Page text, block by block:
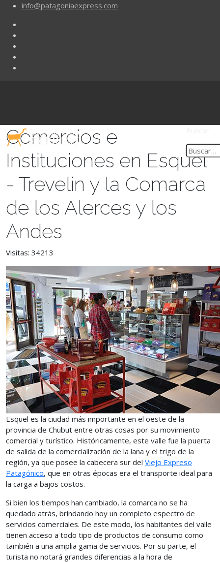
info@patagoniaexpress.com
Comercios e
Instituciones en Esquel
- Trevelin y la Comarca
de los Alerces y los
Andes
Visitas: 34213
Esquel es la ciudad más importante en el oeste de la
provincia de Chubut entre otras cosas por su movimiento
comercial y turístico. Históricamente, este valle fue la puerta
de salida de la comercialización de la lana y el trigo de la
región, ya que posee la cabecera sur del Viejo Expreso
Patagónico, que en otras épocas era el transporte ideal para
la carga a bajos costos.
Si bien los tiempos han cambiado, la comarca no se ha
quedado atrás, brindando hoy un completo espectro de
servicios comerciales. De este modo, los habitantes del valle
tienen acceso a todo tipo de productos de consumo como
también a una amplia gama de servicios. Por su parte, el
turista no notará grandes diferencias a la hora de